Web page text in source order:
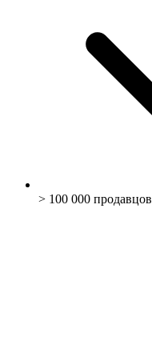
> 100 000 продавцов